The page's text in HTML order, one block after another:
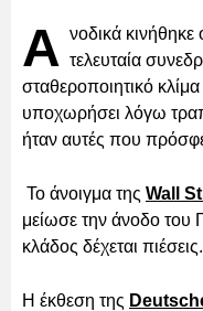
Α νοδικά κινήθηκε
τελευταία
σταθεροποιητικό
υποχωρήσει λόγω
ήταν αυτές που
Το άνοιγμα της Wall
μείωσε την άνοδο του
κλάδος δέχεται πιέσεις.
Η έκθεση της